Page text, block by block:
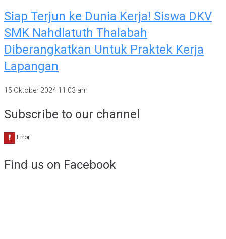
Siap Terjun ke Dunia Kerja! Siswa DKV
SMK Nahdlatuth Thalabah
Diberangkatkan Untuk Praktek Kerja
Lapangan
15 Oktober 2024 11:03 am
Subscribe to our channel
Find us on Facebook